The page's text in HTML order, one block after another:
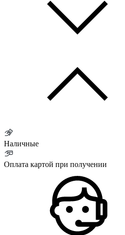
Наличные
Оплата картой при получении